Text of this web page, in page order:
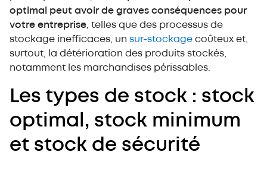
optimal peut avoir de graves conséquences pour
votre entreprise, telles que des processus de
stockage inefficaces, un sur-stockage coûteux et,
surtout, la détérioration des produits stockés,
notamment les marchandises périssables.
Les types de stock : stock
optimal, stock minimum
et stock de sécurité